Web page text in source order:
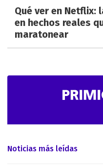
Qué ver en Netflix:
en hechos reales
maratonear
Noticias más leídas